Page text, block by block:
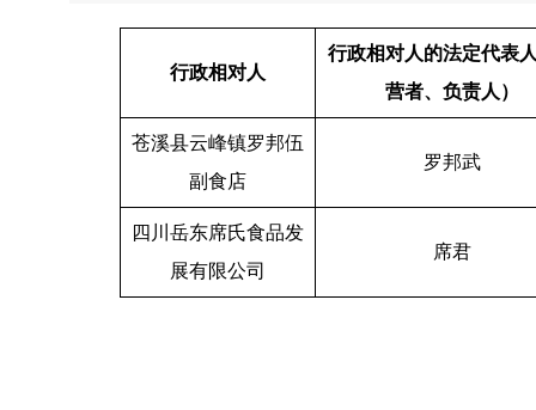
行政相对人
行政相对人的法定代表
营者、负责人）
苍溪县云峰镇罗邦伍
副食店
罗邦武
四川岳东席氏食品发
展有限公司
席君